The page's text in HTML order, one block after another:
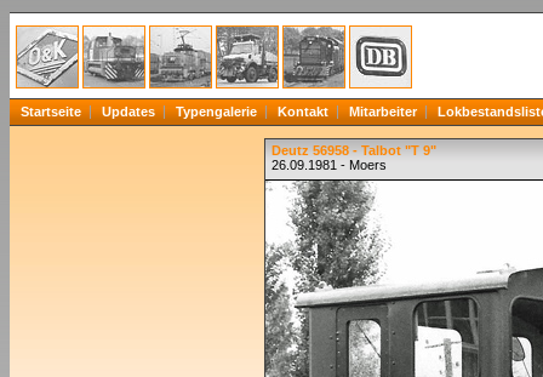
Startseite Updates Typengalerie Kontakt Mitarbeiter
Deutz 56958 - Talbot "T 9"
26.09.1981 - Moers